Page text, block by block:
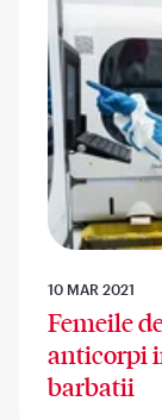
10 MAR 2021
Femeile
anticorpi
barbatii